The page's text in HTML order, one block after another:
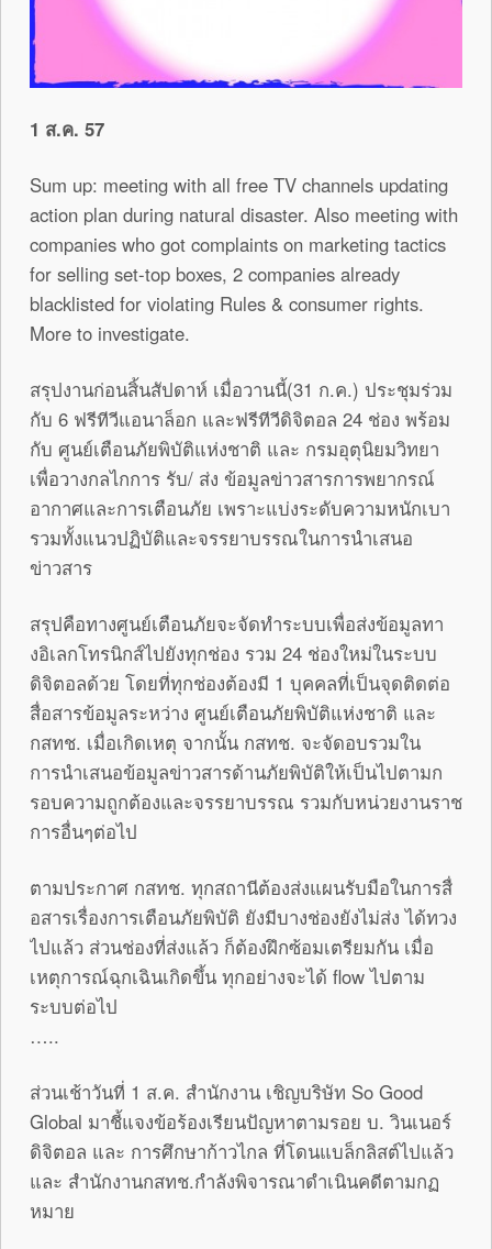
1 ส.ค. 57
Sum up: meeting with all free TV channels updating
action plan during natural disaster. Also meeting with
companies who got complaints on marketing tactics
for selling set-top boxes, 2 companies already
blacklisted for violating Rules & consumer rights.
More to investigate.
สรุปงานก่อนสิ้นสัปดาห์ เมื่อวานนี้(31 ก.ค.) ประชุมร่วม
กับ 6 ฟรีทีวีแอนาล็อก และฟรีทีวีดิจิตอล 24 ช่อง พร้อม
กับ ศูนย์เตือนภัยพิบัติแห่งชาติ และ กรมอุตุนิยมวิทยา
เพื่อวางกลไกการ รับ/ ส่ง ข้อมูลข่าวสารการพยากรณ์
อากาศและการเตือนภัย เพราะแบ่งระดับความหนักเบา
รวมทั้งแนวปฏิบัติและจรรยาบรรณในการนำเสนอ
ข่าวสาร
สรุปคือทางศูนย์เตือนภัยจะจัดทำระบบเพื่อส่งข้อมูลทา
งอิเลกโทรนิกส์ไปยังทุกช่อง รวม 24 ช่องใหม่ในระบบ
ดิจิตอลด้วย โดยที่ทุกช่องต้องมี 1 บุคคลที่เป็นจุดติดต่อ
สื่อสารข้อมูลระหว่าง ศูนย์เตือนภัยพิบัติแห่งชาติ และ
กสทช. เมื่อเกิดเหตุ จากนั้น กสทช. จะจัดอบรวมใน
การนำเสนอข้อมูลข่าวสารด้านภัยพิบัติให้เป็นไปตามก
รอบความถูกต้องและจรรยาบรรณ รวมกับหน่วยงานราช
การอื่นๆต่อไป
ตามประกาศ กสทช. ทุกสถานีต้องส่งแผนรับมือในการส
อสารเรื่องการเตือนภัยพิบัติ ยังมีบางช่องยังไม่ส่ง ได้ทวง
ไปแล้ว ส่วนช่องที่ส่งแล้ว ก็ต้องฝึกซ้อมเตรียมกัน เมื่อ
เหตุการณ์ฉุกเฉินเกิดขึ้น ทุกอย่างจะได้ flow ไปตาม
ระบบต่อไป
…..
ส่วนเช้าวันที่ 1 ส.ค. สำนักงาน เชิญบริษัท So Good
Global มาชี้แจงข้อร้องเรียนปัญหาตามรอย บ. วินเนอร์
ดิจิตอล และ การศึกษาก้าวไกล ที่โดนแบล็กลิสต์ไปแล้ว
และ สำนักงานกสทช.กำลังพิจารณาดำเนินคดีตามกฏ
หมาย